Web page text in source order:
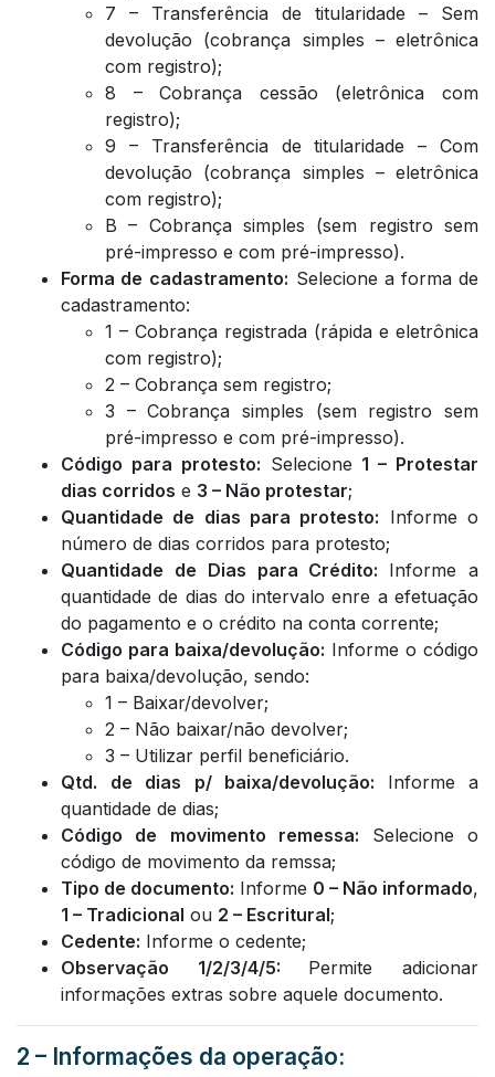
7 – Transferência de titularidade – Sem
devolução (cobrança simples – eletrônica
com registro);
8 – Cobrança cessão (eletrônica com
registro);
9 – Transferência de titularidade – Com
devolução (cobrança simples – eletrônica
com registro);
B – Cobrança simples (sem registro sem
pré-impresso e com pré-impresso).
Forma de cadastramento: Selecione a forma de
cadastramento:
1 – Cobrança registrada (rápida e eletrônica
com registro);
2 – Cobrança sem registro;
3 – Cobrança simples (sem registro sem
pré-impresso e com pré-impresso).
Código para protesto: Selecione 1 – Protestar
dias corridos e 3 – Não protestar;
Quantidade de dias para protesto: Informe o
número de dias corridos para protesto;
Quantidade de Dias para Crédito: Informe a
quantidade de dias do intervalo enre a efetuação
do pagamento e o crédito na conta corrente;
Código para baixa/devolução: Informe o código
para baixa/devolução, sendo:
1 – Baixar/devolver;
2 – Não baixar/não devolver;
3 – Utilizar perfil beneficiário.
Qtd. de dias p/ baixa/devolução: Informe a
quantidade de dias;
Código de movimento remessa: Selecione o
código de movimento da remssa;
Tipo de documento: Informe 0 – Não informado,
1 – Tradicional ou 2 – Escritural;
Cedente: Informe o cedente;
Observação 1/2/3/4/5: Permite adicionar
informações extras sobre aquele documento.
2 – Informações da operação: